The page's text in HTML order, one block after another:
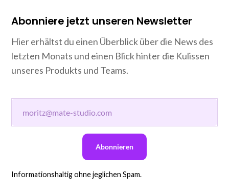
Abonniere jetzt unseren Newsletter
Hier erhältst du einen Überblick über die News des
letzten Monats und einen Blick hinter die Kulissen
unseres Produkts und Teams.
Informationshaltig ohne jeglichen Spam.